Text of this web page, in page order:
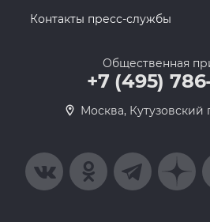
Контакты пресс-службы
Общественная
+7 (495)
Москва, Кутузовский